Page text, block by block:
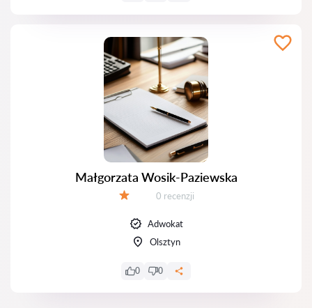
Małgorzata Wosik-Paziewska
Recenzji:
0 recenzji
Adwokat
Olsztyn
0 0